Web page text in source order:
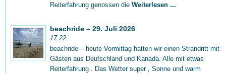
Reiterfahrung genossen die Weiterlesen ...
beachride – 29. Juli 2026
17:22
beachride – heute Vormittag hatten wir einen Strandritt mit
Gästen aus Deutschland und Kanada. Alle mit etwas
Reiterfahrung . Das Wetter super , Sonne und warm